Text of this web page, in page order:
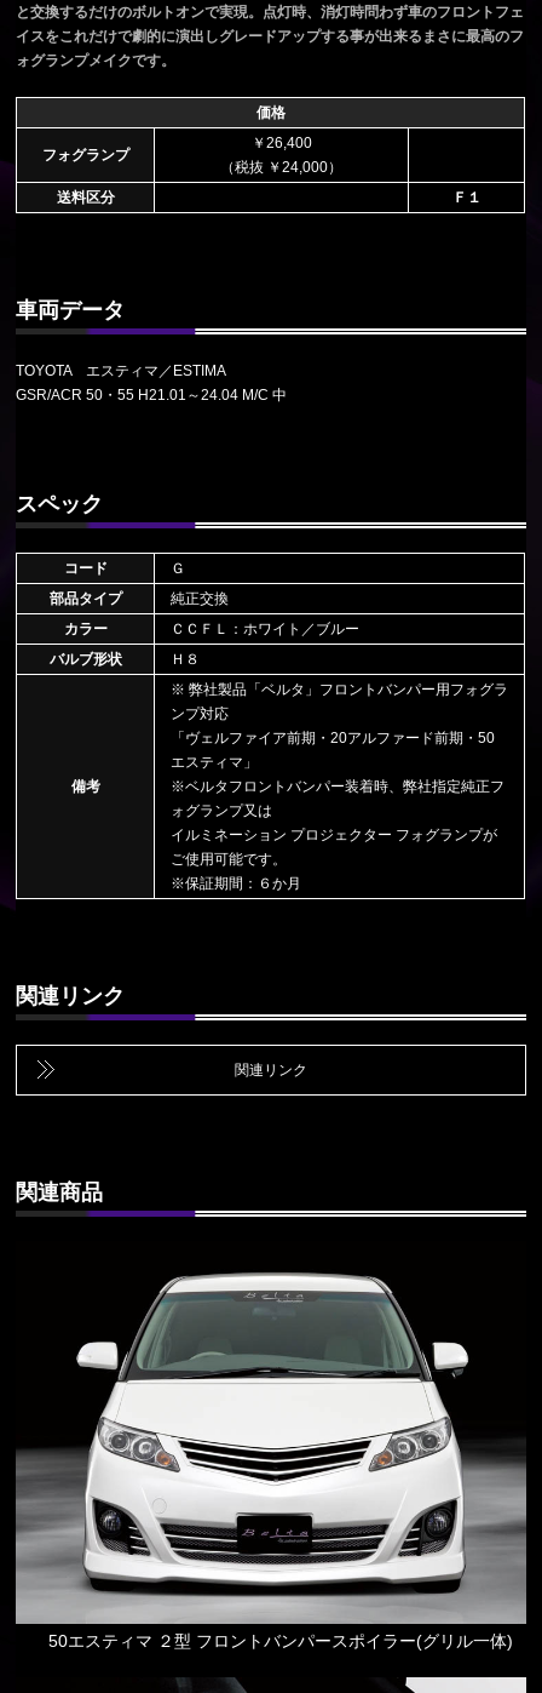
と交換するだけのボルトオンで実現。点灯時、消灯時問わず車のフロントフェ
イスをこれだけで劇的に演出しグレードアップする事が出来るまさに最高のフ
ォグランプメイクです。
価格
フォグランプ
￥26,400
（税抜 ￥24,000）
送料区分
Ｆ１
車両データ
TOYOTA エスティマ／ESTIMA
GSR/ACR 50・55 H21.01～24.04 M/C 中
スペック
コード
Ｇ
部品タイプ
純正交換
カラー
ＣＣＦＬ：ホワイト／ブルー
バルブ形状
Ｈ８
備考
※ 弊社製品「ベルタ」フロントバンパー用フォグラ
ンプ対応
「ヴェルファイア前期・20アルファード前期・50
エスティマ」
※ベルタフロントバンパー装着時、弊社指定純正フ
ォグランプ又は
イルミネーション プロジェクター フォグランプが
ご使用可能です。
※保証期間：６か月
関連リンク
関連リンク
関連商品
50エスティマ ２型 フロントバンパースポイラー(グリル一体)